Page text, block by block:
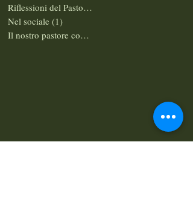
Riflessioni del Pastore
Nel sociale (1)
Il nostro pastore come ospite